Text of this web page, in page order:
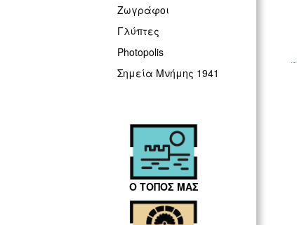
Ζωγράφοι
Γλύπτες
Photopolis
Σημεία Μνήμης 1941
Ο ΤΟΠΟΣ ΜΑΣ